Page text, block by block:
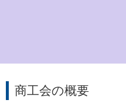
商工会の概要